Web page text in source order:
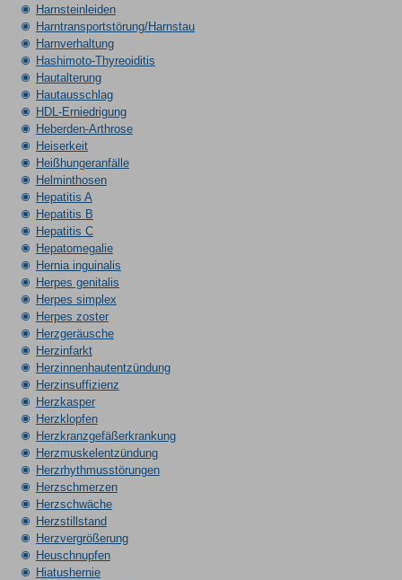
Harnsteinleiden
Harntransportstörung/Harnstau
Harnverhaltung
Hashimoto-Thyreoiditis
Hautalterung
Hautausschlag
HDL-Erniedrigung
Heberden-Arthrose
Heiserkeit
Heißhungeranfälle
Helminthosen
Hepatitis A
Hepatitis B
Hepatitis C
Hepatomegalie
Hernia inguinalis
Herpes genitalis
Herpes simplex
Herpes zoster
Herzgeräusche
Herzinfarkt
Herzinnenhautentzündung
Herzinsuffizienz
Herzkasper
Herzklopfen
Herzkranzgefäßerkrankung
Herzmuskelentzündung
Herzrhythmusstörungen
Herzschmerzen
Herzschwäche
Herzstillstand
Herzvergrößerung
Heuschnupfen
Hiatushernie